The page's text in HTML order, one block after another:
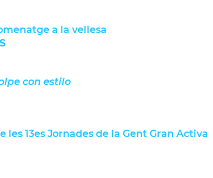
a la vellesa
con estilo
13es Jornades de la Gent Gran Activa